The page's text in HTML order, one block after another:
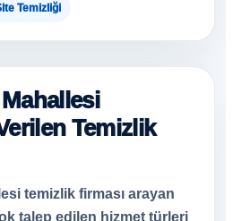
Temizliği
Temizlik
temizlik firması arayan
talep edilen hizmet türleri